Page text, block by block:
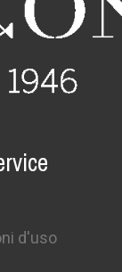
d'uso